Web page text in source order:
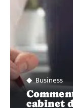
Business
cabinet